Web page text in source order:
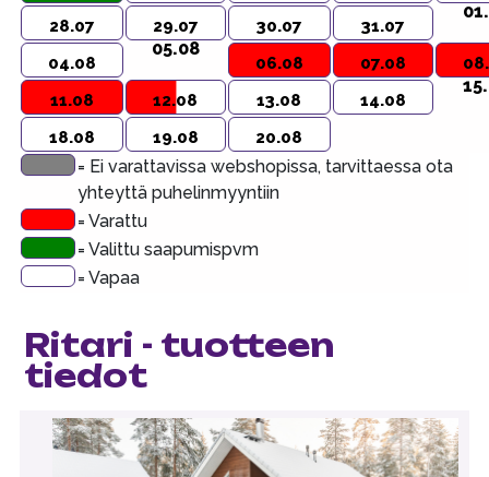
28.07
29.07 30.07 31.07
04.08
05.08
06.08 07.08
11.08
12.08 13.08 14.08
18.08 19.08 20.08
= Ei varattavissa webshopissa, tarvittaessa ota
yhteyttä puhelinmyyntiin
= Varattu
= Valittu saapumispvm
= Vapaa
Ritari - tuotteen
tiedot